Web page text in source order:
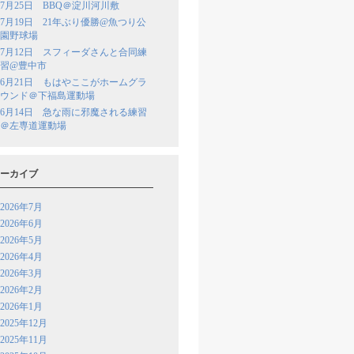
7月25日 BBQ＠淀川河川敷
7月19日 21年ぶり優勝@魚つり公
園野球場
7月12日 スフィーダさんと合同練
習@豊中市
6月21日 もはやここがホームグラ
ウンド＠下福島運動場
6月14日 急な雨に邪魔される練習
＠左専道運動場
カイブ
2026年7月
2026年6月
2026年5月
2026年4月
2026年3月
2026年2月
2026年1月
2025年12月
2025年11月